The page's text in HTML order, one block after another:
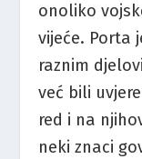
onoliko
vijeće. Porta
raznim
već bili
red i na
neki znaci